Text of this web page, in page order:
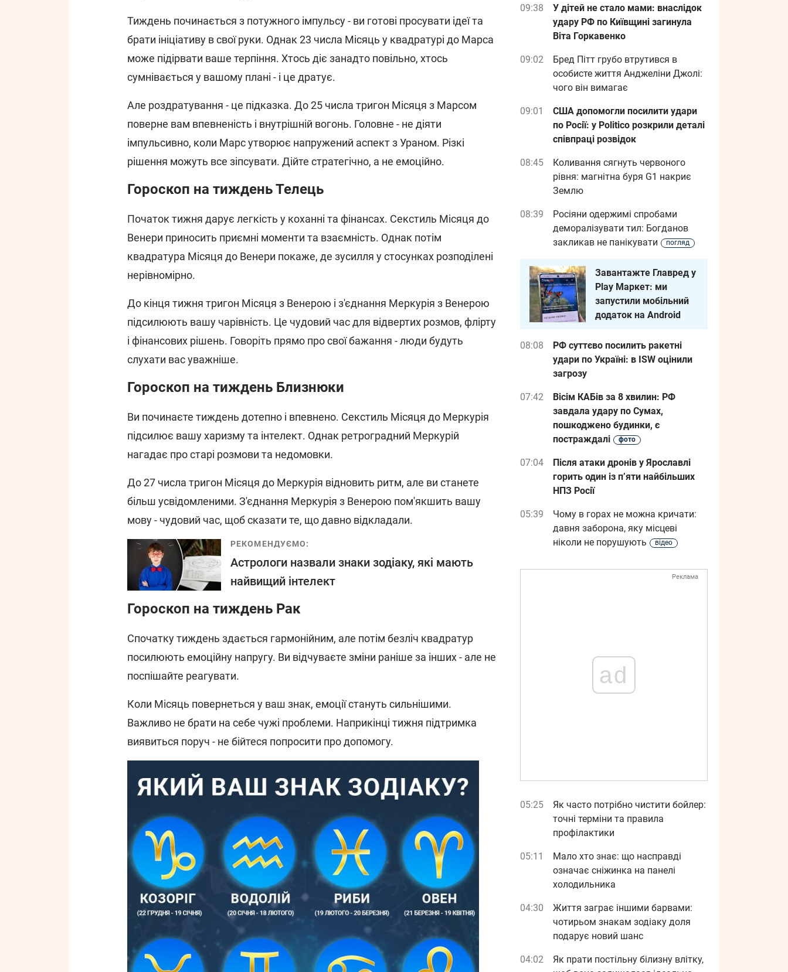
Тиждень починається з потужного імпульсу - ви готові просувати ідеї та
брати ініціативу в свої руки. Однак 23 числа Місяць у квадратурі до Марса
може підірвати ваше терпіння. Хтось діє занадто повільно, хтось
сумнівається у вашому плані - і це дратує.
Але роздратування - це підказка. До 25 числа тригон Місяця з Марсом
поверне вам впевненість і внутрішній вогонь. Головне - не діяти
імпульсивно, коли Марс утворює напружений аспект з Ураном. Різкі
рішення можуть все зіпсувати. Дійте стратегічно, а не емоційно.
Гороскоп на тиждень Телець
Початок тижня дарує легкість у коханні та фінансах. Секстиль Місяця до
Венери приносить приємні моменти та взаємність. Однак потім
квадратура Місяця до Венери покаже, де зусилля у стосунках розподілені
нерівномірно.
До кінця тижня тригон Місяця з Венерою і з'єднання Меркурія з Венерою
підсилюють вашу чарівність. Це чудовий час для відвертих розмов, флірту
і фінансових рішень. Говоріть прямо про свої бажання - люди будуть
слухати вас уважніше.
Гороскоп на тиждень Близнюки
Ви починаєте тиждень дотепно і впевнено. Секстиль Місяця до Меркурія
підсилює вашу харизму та інтелект. Однак ретроградний Меркурій
нагадає про старі розмови та недомовки.
До 27 числа тригон Місяця до Меркурія відновить ритм, але ви станете
більш усвідомленими. З'єднання Меркурія з Венерою пом'якшить вашу
мову - чудовий час, щоб сказати те, що давно відкладали.
РЕКОМЕНДУЄМО:
Астрологи назвали знаки зодіаку, які мають
найвищий інтелект
Гороскоп на тиждень Рак
Спочатку тиждень здається гармонійним, але потім безліч квадратур
посилюють емоційну напругу. Ви відчуваєте зміни раніше за інших - але не
поспішайте реагувати.
Коли Місяць повернеться у ваш знак, емоції стануть сильнішими.
Важливо не брати на себе чужі проблеми. Наприкінці тижня підтримка
виявиться поруч - не бійтеся попросити про допомогу.
09:38
У дітей не стало мами: внаслідок
удару РФ по Київщині загинула
Віта Горкавенко
09:02
Бред Пітт грубо втрутився в
особисте життя Анджеліни Джолі:
чого він вимагає
09:01
США допомогли посилити удари
по Росії: у Politico розкрили деталі
співпраці розвідок
08:45
Коливання сягнуть червоного
рівня: магнітна буря G1 накриє
Землю
08:39
Росіяни одержимі спробами
деморалізувати тил: Богданов
закликав не панікувати
погляд
Завантажте Главред у
Play Маркет: ми
запустили мобільний
додаток на Android
08:08
РФ суттєво посилить ракетні
удари по Україні: в ISW оцінили
загрозу
07:42
Вісім КАБів за 8 хвилин: РФ
завдала удару по Сумах,
пошкоджено будинки, є
постраждалі
фото
07:04
Після атаки дронів у Ярославлі
горить один із п’яти найбільших
НПЗ Росії
05:39
Чому в горах не можна кричати:
давня заборона, яку місцеві
ніколи не порушують
відео
Реклама
ad
05:25
Як часто потрібно чистити бойлер:
точні терміни та правила
профілактики
05:11
Мало хто знає: що насправді
означає сніжинка на панелі
холодильника
04:30
Життя заграє іншими барвами:
чотирьом знакам зодіаку доля
подарує новий шанс
04:02
Як прати постільну білизну влітку,